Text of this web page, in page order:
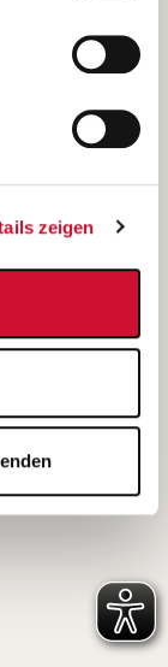
zeigen
Unterfranken